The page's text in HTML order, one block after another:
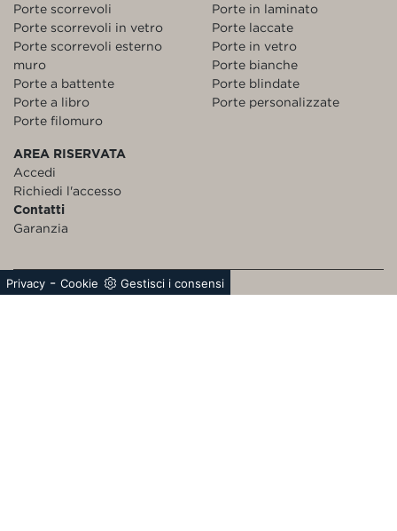
Porte scorrevoli
Porte scorrevoli in vetro
Porte scorrevoli esterno
muro
Porte a battente
Porte a libro
Porte filomuro
Porte in laminato
Porte laccate
Porte in vetro
Porte bianche
Porte blindate
Porte personalizzate
AREA RISERVATA
Accedi
Richiedi l'accesso
Contatti
Garanzia
Privacy - Cookie Gestisci i consensi